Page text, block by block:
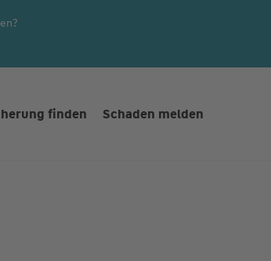
finden Schaden melden